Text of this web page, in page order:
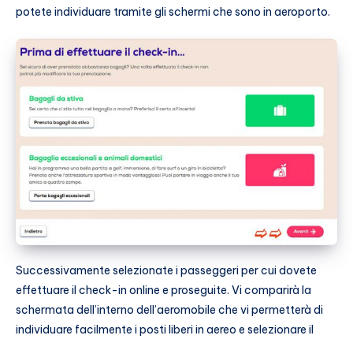
potete individuare tramite gli schermi che sono in aeroporto.
Successivamente selezionate i passeggeri per cui dovete
effettuare il check-in online e proseguite. Vi comparirà la
schermata dell’interno dell’aeromobile che vi permetterà di
individuare facilmente i posti liberi in aereo e selezionare il